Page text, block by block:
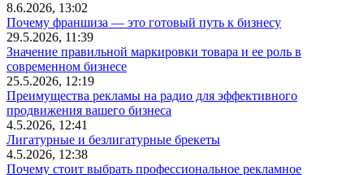
8.6.2026, 13:02
Почему франшиза — это готовый путь к бизнесу
29.5.2026, 11:39
Значение правильной маркировки товара и ее роль в
современном бизнесе
25.5.2026, 12:19
Преимущества рекламы на радио для эффективного
продвижения вашего бизнеса
4.5.2026, 12:41
Лигатурные и безлигатурные брекеты
4.5.2026, 12:38
Почему стоит выбрать профессиональное рекламное